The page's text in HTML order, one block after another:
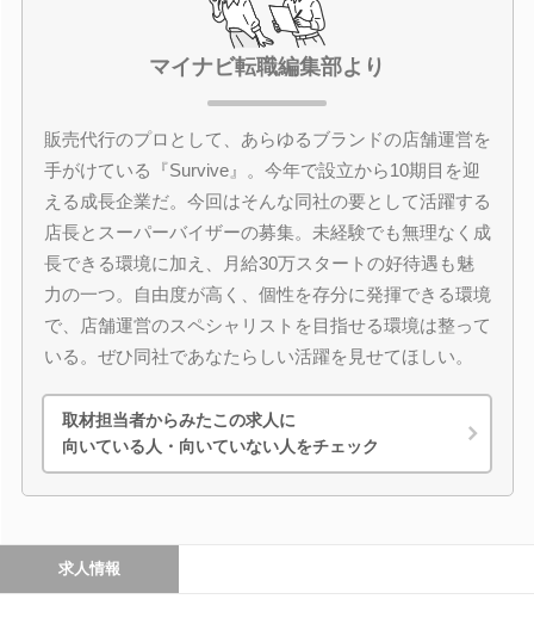
マイナビ転職編集部より
販売代行のプロとして、あらゆるブランドの店舗運営を
手がけている『Survive』。今年で設立から10期目を迎
える成長企業だ。今回はそんな同社の要として活躍する
店長とスーパーバイザーの募集。未経験でも無理なく成
長できる環境に加え、月給30万スタートの好待遇も魅
力の一つ。自由度が高く、個性を存分に発揮できる環境
で、店舗運営のスペシャリストを目指せる環境は整って
いる。ぜひ同社であなたらしい活躍を見せてほしい。
取材担当者からみたこの求人に
向いている人・向いていない人をチェック
求人情報